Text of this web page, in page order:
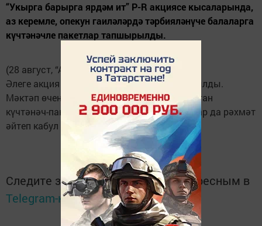
“Укырга барырга ярдәм ит” Р-R акциясе кысаларында,
аз керемле, опекун гаиләләрдә тәрбияләнүче балаларга
күчтәнәчле пакетлар тапшырылды.
(28 август, “Апастово-информ”).
Әлеге акция яңа уку елы уңаеннан оештырылды.
Мәктәп өчен кирәк-яраклар белән тутырылган
күчтәнәч-пакетларны балалар да, ата-аналар да рәхмәт
әйтеп кабул итте.
Следите за самым важным и интересным в
Telegram-каналеТатмедиа